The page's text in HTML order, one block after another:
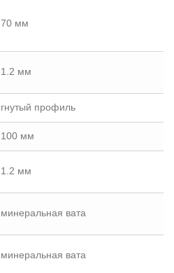
70 мм
1.2 мм
гнутый профиль
100 мм
1.2 мм
минеральная вата
минеральная вата